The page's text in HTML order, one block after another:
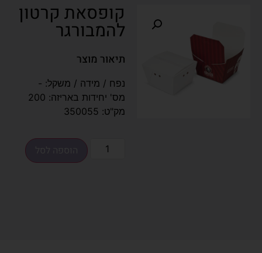
קופסאת קרטון
להמבורגר
תיאור מוצר
נפח / מידה / משקל: -
מס' יחידות באריזה: 200
מק"ט: 350055